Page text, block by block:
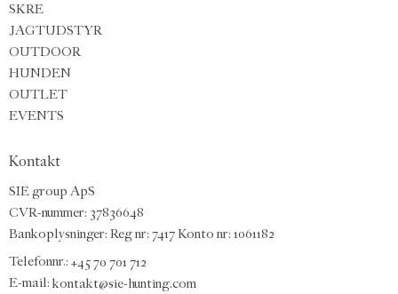
SKRE
JAGTUDSTYR
OUTDOOR
HUNDEN
OUTLET
EVENTS
Kontakt
SIE group ApS
CVR-nummer: 37836648
Bankoplysninger: Reg nr: 7417 Konto nr: 1061182
Telefonnr.: +45 70 701 712
E-mail: kontakt@sie-hunting.com